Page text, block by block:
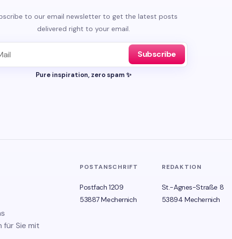
to our email newsletter to get the latest posts
delivered right to your email.
Subscribe
Pure inspiration, zero spam ✨
für Sie mit
POSTANSCHRIFT
Postfach 1209
53887 Mechernich
REDAKTION
St.-Agnes-Straße 8
53894 Mechernich